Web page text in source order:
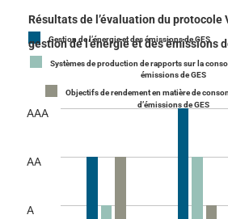
Résultats de l’évaluation du protocole
gestion de l’énergie et des émissions
Gestion de l’énergie et des émissions de GES
Systèmes de production de rapports sur la
émissions de GES
Objectifs de rendement en matière de
d’émissions de GES
AAA
AA
A